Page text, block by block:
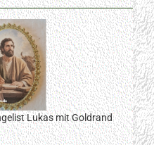
Lukas mit Goldrand